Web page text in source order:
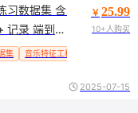
习数据集 含
记录 端到端
必备
集 音乐特征工程
￥ 25.99
10+人购买
2025-07-15